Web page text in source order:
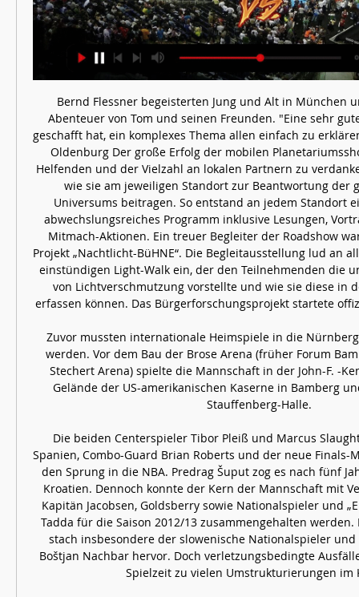
Bernd Flessner begeisterten Jung und Alt in München
Abenteuer von Tom und seinen Freunden. "Eine sehr
geschafft hat, ein komplexes Thema allen einfach zu
Oldenburg Der große Erfolg der mobilen
Helfenden und der Vielzahl an lokalen Partnern zu
wie sie am jeweiligen Standort zur Beantwortung der
Universums beitragen. So entstand an jedem Standort
abwechslungsreiches Programm inklusive Lesungen,
Mitmach-Aktionen. Ein treuer Begleiter der Roadshow
Projekt „Nachtlicht-BüHNE“. Die Begleitausstellung lud an
einstündigen Light-Walk ein, der den Teilnehmenden die
von Lichtverschmutzung vorstellte und wie sie diese in
erfassen können. Das Bürgerforschungsprojekt startete
Zuvor mussten internationale Heimspiele in die
werden. Vor dem Bau der Brose Arena (früher Forum
Stechert Arena) spielte die Mannschaft in der John-F. -
Gelände der US-amerikanischen Kaserne in Bamberg
Stauffenberg-Halle.
Die beiden Centerspieler Tibor Pleiß und Marcus
Spanien, Combo-Guard Brian Roberts und der neue Finals-
den Sprung in die NBA. Predrag Šuput zog es nach fünf
Kroatien. Dennoch konnte der Kern der Mannschaft mit
Kapitän Jacobsen, Goldsberry sowie Nationalspieler und
Tadda für die Saison 2012/13 zusammengehalten
stach insbesondere der slowenische Nationalspieler und
Boštjan Nachbar hervor. Doch verletzungsbedingte
Spielzeit zu vielen Umstrukturierungen im